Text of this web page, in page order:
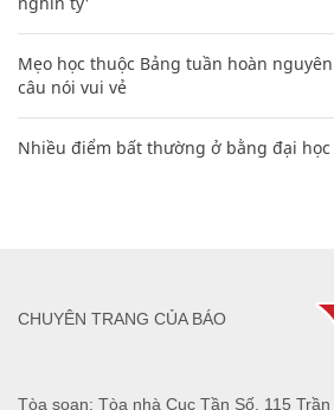
Mẹo học thuộc Bảng tuần hoàn
câu nói vui vẻ
Nhiều điểm bất thường ở bằng đại học
Tòa soạn: Tòa nhà Cục Tần Số, 115
CHUYÊN TRANG CỦA BÁO